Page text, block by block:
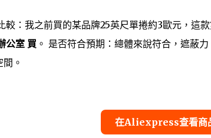
：我之前買的某品牌25英尺單捲約3歐元，這
公室 買 。 是否符合預期：總體來說符合，遮蔽力
。
在Aliexpress查看商